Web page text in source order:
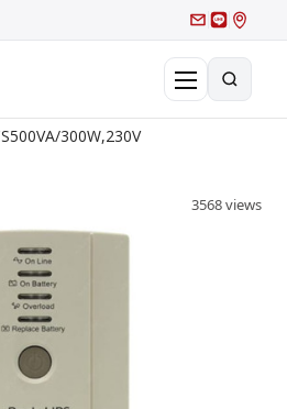
300W,230V
3568 views